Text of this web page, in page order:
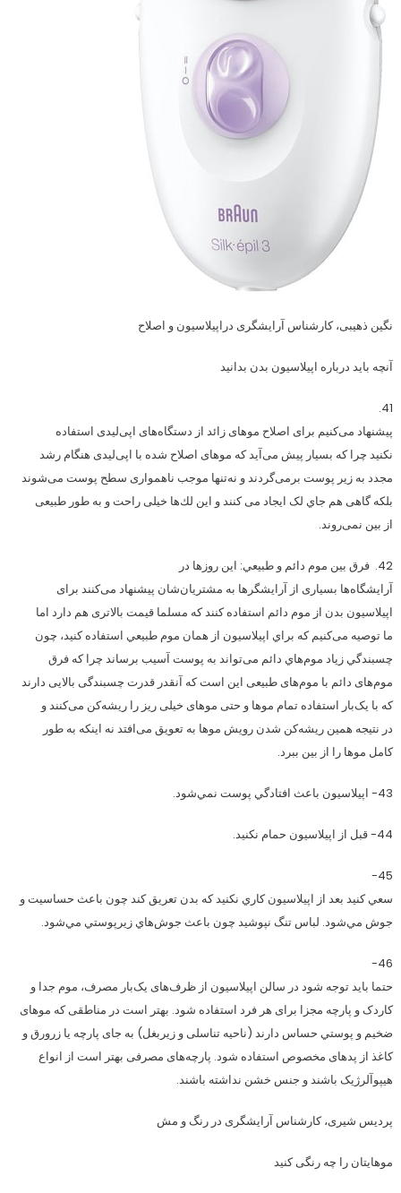
نگین ذهیبی، کارشناس آرایشگری دراپیلاسیون و اصلاح
آنچه باید درباره اپیلاسیون بدن بدانید
41.
پیشنهاد می‌کنیم برای اصلاح موهای زائد از دستگاه‌های اپی‌لیدی استفاده
نکنید چرا که بسیار پیش می‌آید که موهای اصلاح شده با اپی‌لیدی هنگام رشد
مجدد به زير پوست برمی‌گردند و نه‌تنها موجب ناهمواری سطح پوست می‌شوند
بلکه گاهی هم جاي لک ایجاد می‌ کنند و این لك‌ها خیلی راحت و به طور طبیعی
از بین نمی‌روند.
42. فرق بين موم دائم و طبيعي: این روزها در
آرایشگاه‌ها بسیاری از آرایشگرها به مشتریان‌شان پیشنهاد می‌کنند برای
اپیلاسیون بدن از موم دائم استفاده کنند که مسلما قیمت بالاتری هم دارد اما
ما توصیه می‌کنیم که براي اپيلاسيون از همان موم طبيعي استفاده كنيد، چون
چسبندگي زياد موم‌هاي دائم می‌تواند به پوست‌ آسيب برساند چرا که فرق
موم‌های دائم با موم‌های طبیعی این است که آنقدر قدرت چسبندگی بالایی دارند
که با یک‌بار استفاده تمام موها و حتی موهای خیلی ریز را ریشه‌کن می‌کنند و
در نتیجه همین ریشه‌کن شدن رویش موها به تعویق می‌افتد نه اینکه به طور
کامل موها را از بین ببرد.
43- اپيلاسيون باعث افتادگي پوست نمي‌شود.
44- قبل از اپيلاسيون حمام نكنيد.
45-
سعي كنيد بعد از اپيلاسيون كاري نكنيد كه بدن تعريق كند چون باعث حساسيت و
جوش مي‌شود. لباس تنگ نپوشيد چون باعث جوش‌هاي زيرپوستي مي‌شود.
46-
حتما باید توجه شود در سالن اپیلاسیون از ظرف‌های یک‌بار مصرف، موم جدا و
کاردک و پارچه مجزا برای هر فرد استفاده شود. بهتر است در مناطقی که موهای
ضخیم و پوستي حساس دارند (ناحیه تناسلی و زیربغل) به جای پارچه یا زرورق و
کاغذ از پدهای مخصوص استفاده شود. پارچه‌های مصرفی بهتر است از انواع
هیپوآلرژیک باشند و جنس خشن نداشته باشند.
پردیس شیری، کارشناس آرایشگری در رنگ و مش
موهایتان را چه رنگی کنید